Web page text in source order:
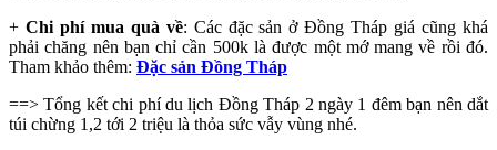
+ Chi phí mua quà về: Các đặc sản ở Đồng Tháp giá cũng khá
phải chăng nên bạn chỉ cần 500k là được một mớ mang về rồi đó.
Tham khảo thêm: Đặc sản Đồng Tháp
==> Tổng kết chi phí du lịch Đồng Tháp 2 ngày 1 đêm bạn nên dắt
túi chừng 1,2 tới 2 triệu là thỏa sức vẫy vùng nhé.